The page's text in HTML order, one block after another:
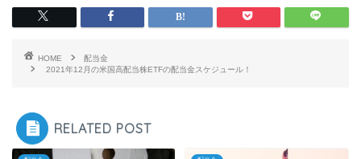
HOME
配当金
2021年12月の米国高配当株ETFの配当金スケジュール！
RELATED POST